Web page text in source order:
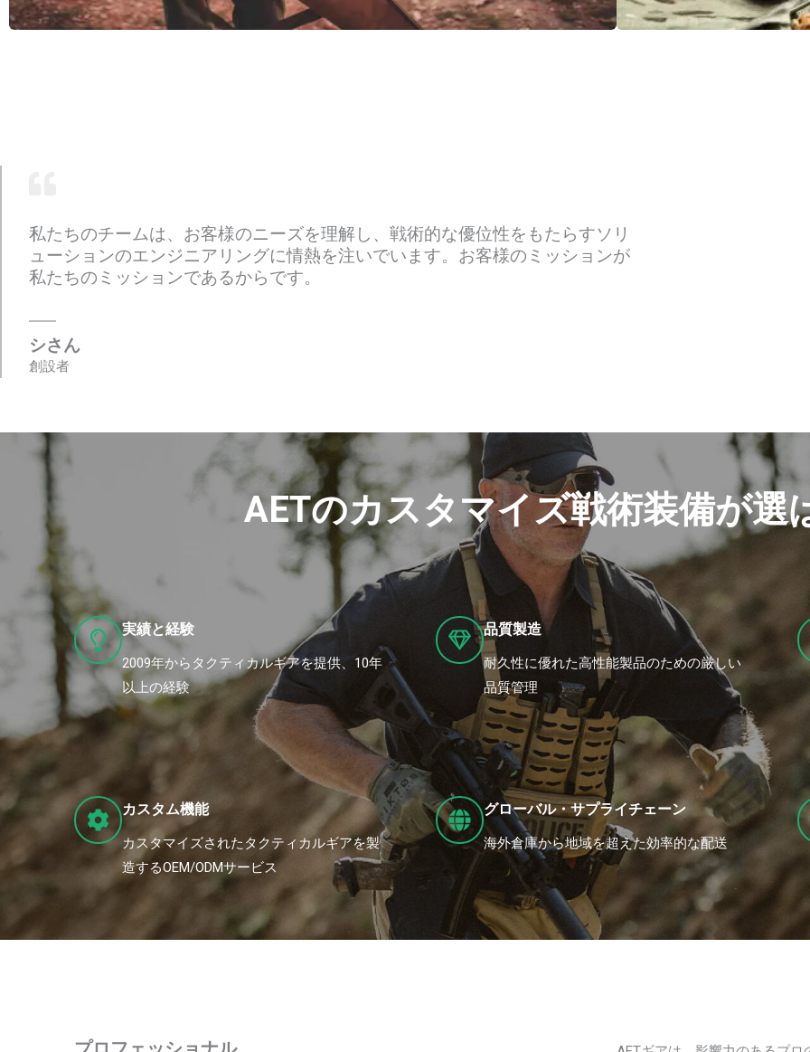
私たちのチームは、お客様のニーズを理解し、戦術的な優位性をもたらすソリ
ューションのエンジニアリングに情熱を注いでいます。お客様のミッションが
私たちのミッションであるからです。
シさん
創設者
AETのカスタマイズ戦術装備が選
実績と経験
2009年からタクティカルギアを提供、10年
以上の経験
品質製造
耐久性に優れた高性能製品のための厳しい
品質管理
カスタム機能
カスタマイズされたタクティカルギアを製
造するOEM/ODMサービス
グローバル・サプライチェーン
海外倉庫から地域を超えた効率的な配送